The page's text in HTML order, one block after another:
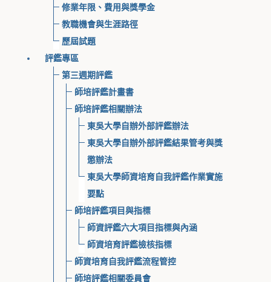
修業年限、費用與獎學金
教職機會與生涯路徑
歷屆試題
評鑑專區
第三週期評鑑
師培評鑑計畫書
師培評鑑相關辦法
東吳大學自辦外部評鑑辦法
東吳大學自辦外部評鑑結果管考與獎
懲辦法
東吳大學師資培育自我評鑑作業實施
要點
師培評鑑項目與指標
師資評鑑六大項目指標與內涵
師資培育評鑑檢核指標
師資培育自我評鑑流程管控
師培評鑑相關委員會